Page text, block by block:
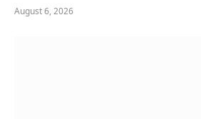
August 6, 2026